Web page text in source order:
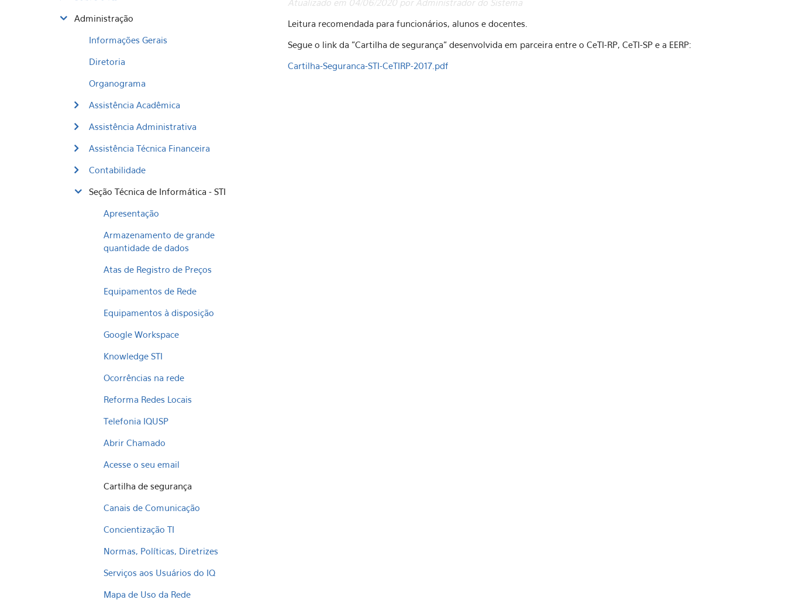
Administração
Informações Gerais
Diretoria
Organograma
Assistência Acadêmica
Assistência Administrativa
Assistência Técnica Financeira
Contabilidade
Seção Técnica de Informática - STI
Apresentação
Armazenamento de grande
quantidade de dados
Atas de Registro de Preços
Equipamentos de Rede
Equipamentos à disposição
Google Workspace
Knowledge STI
Ocorrências na rede
Reforma Redes Locais
Telefonia IQUSP
Abrir Chamado
Acesse o seu email
Cartilha de segurança
Canais de Comunicação
Concientização TI
Normas, Políticas, Diretrizes
Serviços aos Usuários do IQ
Mapa de Uso da Rede
Atualizado em 04/06/2020 por Administrador do Sistema
Leitura recomendada para funcionários, alunos e docentes.
Segue o link da "Cartilha de segurança" desenvolvida em parceira entre o CeTI-RP, CeTI-SP e a EERP:
Cartilha-Seguranca-STI-CeTIRP-2017.pdf